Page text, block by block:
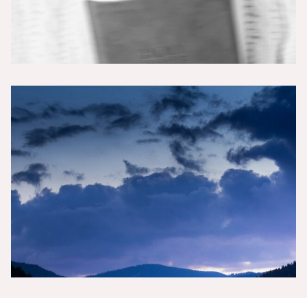
„Christsein ist unmöglich - Teil 2 -
Analyse“